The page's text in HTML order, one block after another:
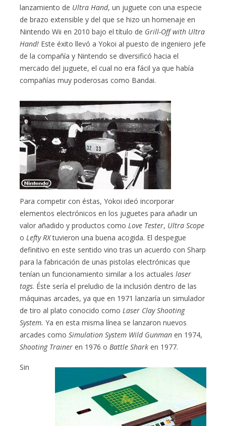
lanzamiento de Ultra Hand, un juguete con una especie
de brazo extensible y del que se hizo un homenaje en
Nintendo Wii en 2010 bajo el título de Grill-Off with Ultra
Hand! Este éxito llevó a Yokoi al puesto de ingeniero jefe
de la compañía y Nintendo se diversificó hacia el
mercado del juguete, el cual no era fácil ya que había
compañías muy poderosas como Bandai.
Para competir con éstas, Yokoi ideó incorporar
elementos electrónicos en los juguetes para añadir un
valor añadido y productos como Love Tester, Ultra Scope
o Lefty RXtuvieron una buena acogida. El despegue
definitivo en este sentido vino tras un acuerdo con Sharp
para la fabricación de unas pistolas electrónicas que
tenían un funcionamiento similar a los actualeslaser
tags. Éste sería el preludio de la inclusión dentro de las
máquinas arcades, ya que en 1971 lanzaría un simulador
de tiro al plato conocido como Laser Clay Shooting
System.Ya en esta misma línea se lanzaron nuevos
arcades comoSimulation System Wild Gunman en 1974,
Shooting Trainer en 1976 o Battle Shark en 1977.
Sin